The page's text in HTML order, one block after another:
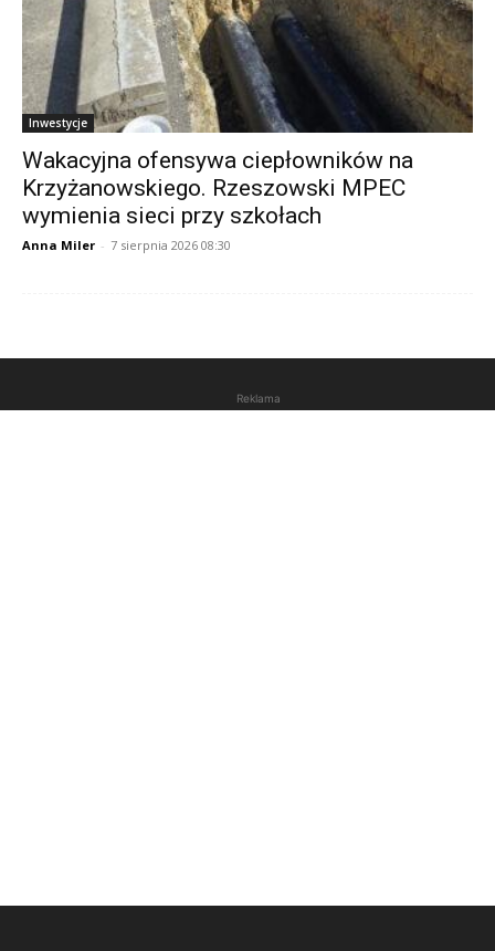
Inwestycje
Wakacyjna ofensywa ciepłowników na
Krzyżanowskiego. Rzeszowski MPEC
wymienia sieci przy szkołach
Anna Miler - 7 sierpnia 2026 08:30
Reklama